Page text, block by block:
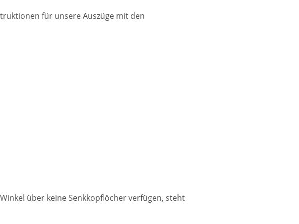
für unsere Auszüge mit den
über keine Senkkopflöcher verfügen, steht